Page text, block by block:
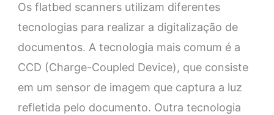
Os flatbed scanners utilizam diferentes
tecnologias para realizar a digitalização de
documentos. A tecnologia mais comum é a
CCD (Charge-Coupled Device), que consiste
em um sensor de imagem que captura a luz
refletida pelo documento. Outra tecnologia